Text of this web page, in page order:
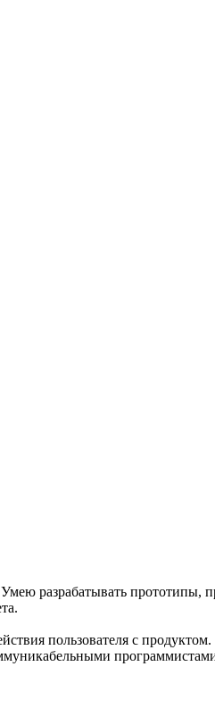
разрабатывать прототипы,
пользователя с